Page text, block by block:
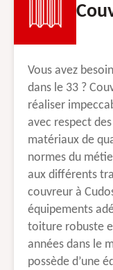
Vous avez
dans le 33 ?
réaliser
avec respect
matériaux de
normes du
aux différents
couvreur à
équipements
toiture robuste
années dans le
possède d’une